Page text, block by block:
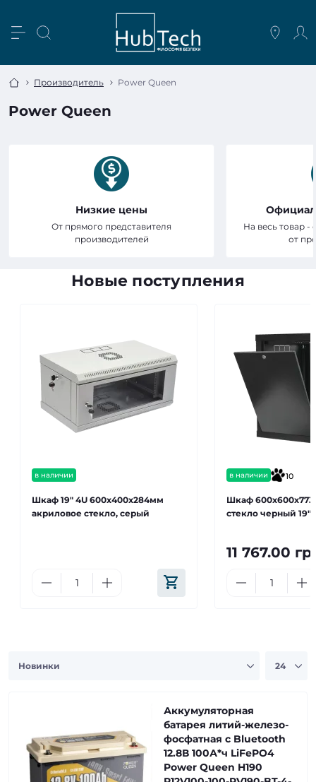
Производитель Power Queen
Power Queen
Низкие цены
От прямого представителя
производителей
На весь товар -
от
Новые поступления
в наличии
Шкаф 19" 4U 600x400x284мм
акриловое стекло, серый
в наличии 10
Шкаф
стекло черный 19"
11 767.00
Аккумуляторная
батарея литий-железо-
фосфатная с Bluetooth
12.8В 100А*ч LiFePO4
Power Queen H190